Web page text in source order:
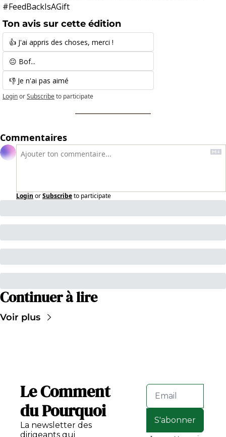
#FeedBackIsAGift
Ton avis sur cette édition
👍 J'ai appris des choses, merci !
😐 Bof...
👎 Je n'ai pas aimé
LoginorSubscribeto participate
Commentaires
Login orSubscribeto participate
Continuer à lire
Voir plus
Le Comment
du Pourquoi
La newsletter des
dirigeants qui
S'abonner